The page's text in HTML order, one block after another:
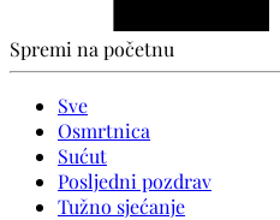
Spremi na početnu
Sve
Osmrtnica
Sućut
Posljedni pozdrav
Tužno sjećanje